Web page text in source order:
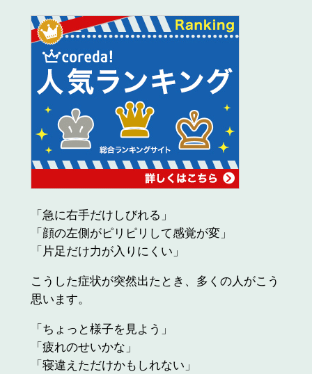
「急に右手だけしびれる」
「顔の左側がピリピリして感覚が変」
「片足だけ力が入りにくい」
こうした症状が突然出たとき、多くの人がこう
思います。
「ちょっと様子を見よう」
「疲れのせいかな」
「寝違えただけかもしれない」